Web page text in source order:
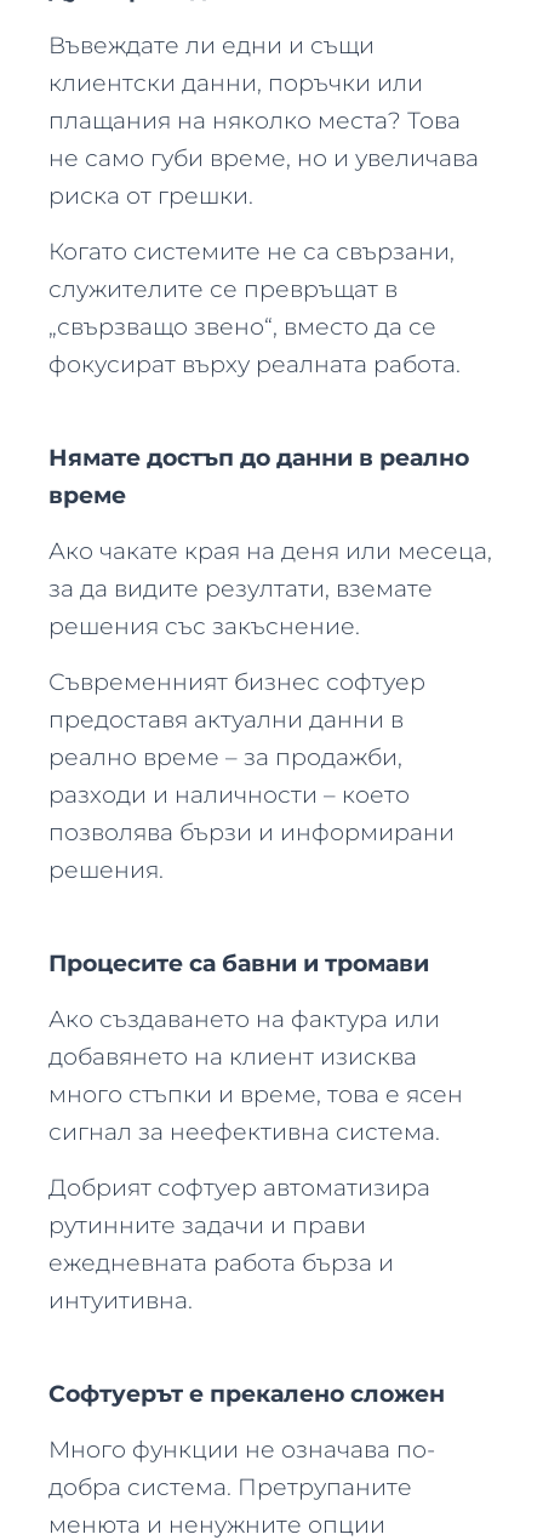
Въвеждате ли едни и същи
клиентски данни, поръчки или
плащания на няколко места? Това
не само губи време, но и увеличава
риска от грешки.
Когато системите не са свързани,
служителите се превръщат в
„свързващо звено“, вместо да се
фокусират върху реалната работа.
Нямате достъп до данни в реално
време
Ако чакате края на деня или месеца,
за да видите резултати, вземате
решения със закъснение.
Съвременният бизнес софтуер
предоставя актуални данни в
реално време – за продажби,
разходи и наличности – което
позволява бързи и информирани
решения.
Процесите са бавни и тромави
Ако създаването на фактура или
добавянето на клиент изисква
много стъпки и време, това е ясен
сигнал за неефективна система.
Добрият софтуер автоматизира
рутинните задачи и прави
ежедневната работа бърза и
интуитивна.
Софтуерът е прекалено сложен
Много функции не означава по-
добра система. Претрупаните
менюта и ненужните опции